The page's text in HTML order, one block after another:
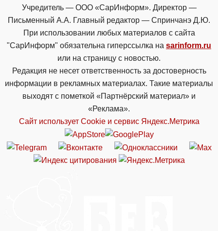
Учредитель — ООО «СарИнформ». Директор —
Письменный А.А. Главный редактор — Спринчанэ Д.Ю.
При использовании любых материалов с сайта
"СарИнформ" обязательна гиперссылка на sarinform.ru
или на страницу с новостью.
Редакция не несет ответственность за достоверность
информации в рекламных материалах. Такие материалы
выходят с пометкой «Партнёрский материал» и
«Реклама».
Сайт использует Cookie и сервиc Яндекс.Метрика